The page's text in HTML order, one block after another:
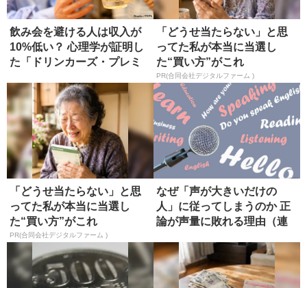
飲み会を避ける人は収入が
10%低い？ 心理学が証明し
た「ドリンカーズ・プレミ
「どうせ当たらない」と思
ってた私が本当に当選し
た“買い方”がこれ
PR(合同会社デジタルファーム )
「どうせ当たらない」と思
ってた私が本当に当選し
た“買い方”がこれ
PR(合同会社デジタルファーム )
なぜ「声が大きいだけの
人」に従ってしまうのか 正
論が声量に敗れる理由（連